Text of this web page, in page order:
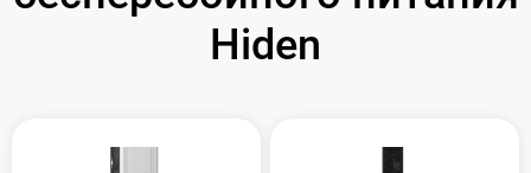
Hiden